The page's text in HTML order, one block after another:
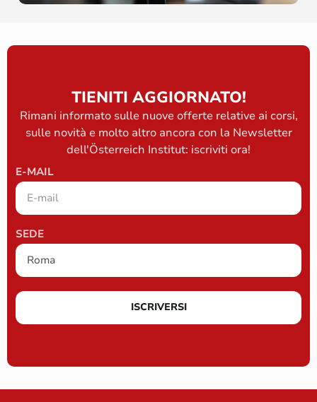
TIENITI AGGIORNATO!
Rimani informato sulle nuove offerte relative ai corsi,
sulle novità e molto altro ancora con la Newsletter
dell'Österreich Institut: iscriviti ora!
E-MAIL
SEDE
ISCRIVERSI